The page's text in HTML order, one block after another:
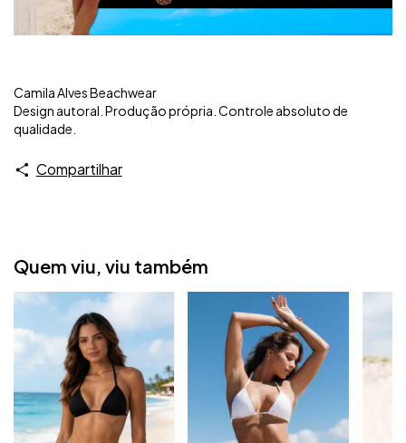
Camila Alves Beachwear
Design autoral. Produção própria. Controle absoluto de
qualidade.
Compartilhar
Quem viu, viu também